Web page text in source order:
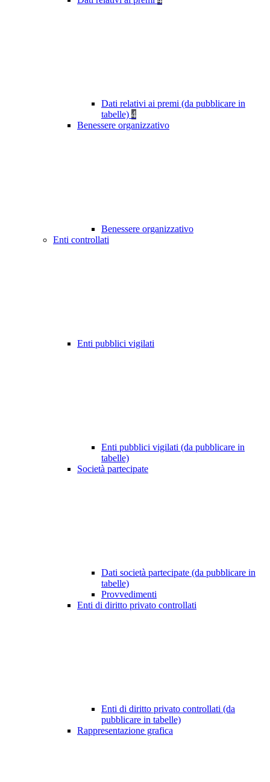
Dati relativi ai premi (da pubblicare in
tabelle) 4
Benessere organizzativo
Benessere organizzativo
Enti controllati
Enti pubblici vigilati
Enti pubblici vigilati (da pubblicare in
tabelle)
Società partecipate
Dati società partecipate (da pubblicare in
tabelle)
Provvedimenti
Enti di diritto privato controllati
Enti di diritto privato controllati (da
pubblicare in tabelle)
Rappresentazione grafica